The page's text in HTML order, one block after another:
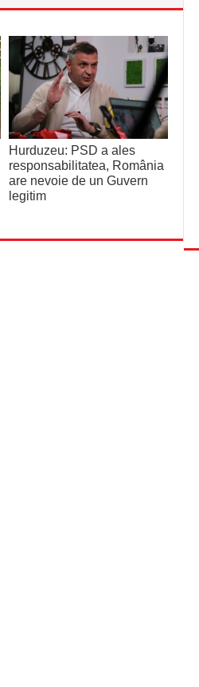
Hurduzeu: PSD a ales
responsabilitatea, România
are nevoie de un Guvern
legitim